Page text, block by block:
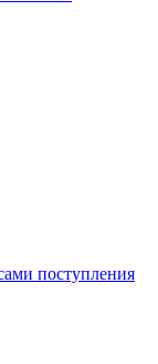
поступления